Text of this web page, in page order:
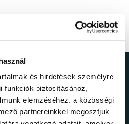
és hirdetések személyre
funkciók biztosításához,
elemzéséhez. a közösségi
partnereinkkel megosztjuk
le a